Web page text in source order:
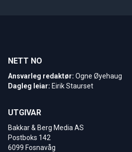
NETT NO
Ansvarleg redaktør: Ogne Øyehaug
Dagleg leiar: Eirik Staurset
UTGIVAR
Bakkar & Berg Media AS
Postboks 142
6099 Fosnavåg